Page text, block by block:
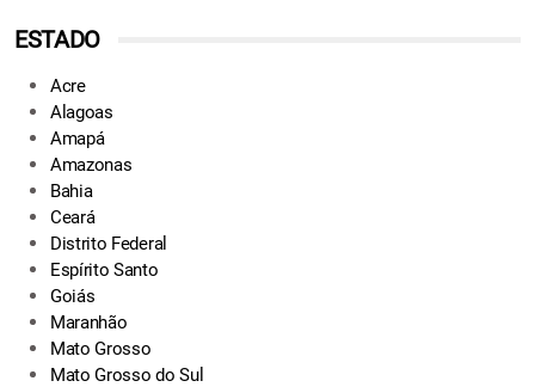
ESTADO
Acre
Alagoas
Amapá
Amazonas
Bahia
Ceará
Distrito Federal
Espírito Santo
Goiás
Maranhão
Mato Grosso
Mato Grosso do Sul